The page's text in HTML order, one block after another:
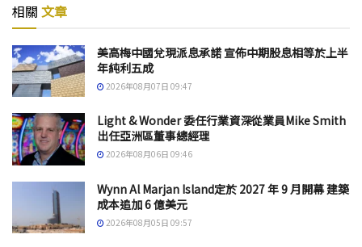
相關 文章
美高梅中國兌現派息承諾 宣佈中期股息相等於上半
年純利五成
2026年08月07日 09:47
Light & Wonder 委任行業資深從業員Mike Smith
出任亞洲區董事總經理
2026年08月06日 09:46
Wynn Al Marjan Island定於 2027 年 9 月開幕 建築
成本追加 6 億美元
2026年08月05日 09:57